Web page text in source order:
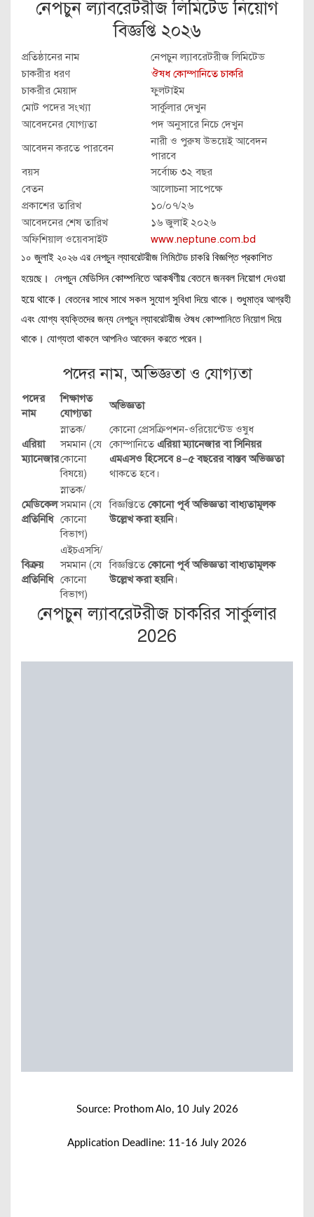
নেপচুন ল্যাবরেটরীজ লিমিটেড নিয়োগ
বিজ্ঞপ্তি ২০২৬
প্রতিষ্ঠানের নাম
নেপচুন ল্যাবরেটরীজ লিমিটেড
চাকরীর ধরণ
ঔষধ কোম্পানিতে চাকরি
চাকরীর মেয়াদ
ফুলটাইম
মোট পদের সংখ্যা
সার্কুলার দেখুন
আবেদনের যোগ্যতা
পদ অনুসারে নিচে দেখুন
আবেদন করতে পারবেন
নারী ও পুরুষ উভয়েই আবেদন
পারবে
বয়স
সর্বোচ্চ ৩২ বছর
বেতন
আলোচনা সাপেক্ষে
প্রকাশের তারিখ
১০/০৭/২৬
আবেদনের শেষ তারিখ
১৬ জুলাই ২০২৬
অফিশিয়াল ওয়েবসাইট
www.neptune.com.bd
১০ জুলাই ২০২৬ এর নেপচুন ল্যাবরেটরীজ লিমিটেড চাকরি বিজ্ঞপ্তি প্রকাশিত
হয়েছে। নেপচুন মেডিসিন কোম্পনিতে আকর্ষণীয় বেতনে জনবল নিয়োগ দেওয়া
হয়ে থাকে। বেতনের সাথে সাথে সকল সুযোগ সুবিধা দিয়ে থাকে। শুধুমাত্র আগ্রহী
এবং যোগ্য ব্যক্তিদের জন্য নেপচুন ল্যাবরেটরীজ ঔষধ কোম্পানিতে নিয়োগ দিয়ে
থাকে। যোগ্যতা থাকলে আপনিও আবেদন করতে পরেন।
পদের নাম, অভিজ্ঞতা ও যোগ্যতা
পদের
নাম
শিক্ষাগত
যোগ্যতা
অভিজ্ঞতা
এরিয়া
ম্যানেজার
স্নাতক/
সমমান (যে
কোনো
বিষয়ে)
কোনো প্রেসক্রিপশন-ওরিয়েন্টেড ওষুধ
কোম্পানিতে এরিয়া ম্যানেজার বা সিনিয়র
এমএসও হিসেবে ৪–৫ বছরের বাস্তব অভিজ্ঞতা
থাকতে হবে।
মেডিকেল
প্রতিনিধি
স্নাতক/
সমমান (যে
কোনো
বিভাগ)
বিজ্ঞপ্তিতে কোনো পূর্ব অভিজ্ঞতা বাধ্যতামূলক
উল্লেখ করা হয়নি।
বিক্রয়
প্রতিনিধি
এইচএসসি/
সমমান (যে
কোনো
বিভাগ)
বিজ্ঞপ্তিতে কোনো পূর্ব অভিজ্ঞতা বাধ্যতামূলক
উল্লেখ করা হয়নি।
নেপচুন ল্যাবরেটরীজ চাকরির সার্কুলার
2026
Source: Prothom Alo, 10 July 2026
Application Deadline: 11-16 July 2026